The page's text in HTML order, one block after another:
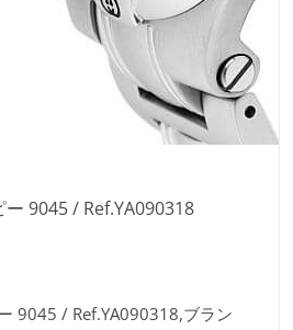
9045 / Ref.YA090318
9045 / Ref.YA090318,ブラン